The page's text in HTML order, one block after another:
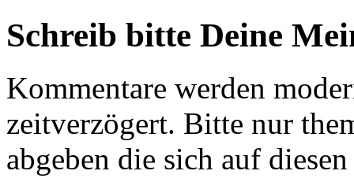
Schreib bitte Deine
Kommentare werden
zeitverzögert. Bitte nur
abgeben die sich auf